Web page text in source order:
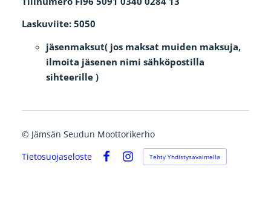
Laskuviite: 5050
jäsenmaksut( jos maksat muiden maksuja,
ilmoita jäsenen nimi sähköpostilla
sihteerille )
© Jämsän Seudun Moottorikerho
Tietosuojaseloste
Instagram
Tehty Yhdistysavaimella